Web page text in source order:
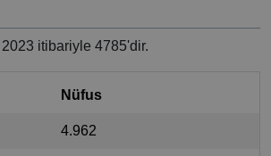
itibariyle 4785'dir.
Nüfus
4.962